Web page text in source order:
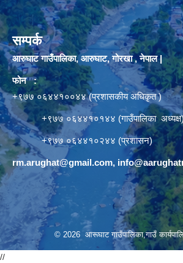
सम्पर्क
आरुघाट गाउँपालिका, आरुघाट, गोरखा , नेपाल |
फोन :
+९७७ ०६४४१००४४ (प्रशासकीय अधिकृत )
+९७७ ०६४४१०१४४ (गाउँपालिका
+९७७ ०६४४१०२४४ (प्रशासन)
rm.arughat@gmail.com,
© 2026 आरूघाट गाउँपालिका,गाउँ
//